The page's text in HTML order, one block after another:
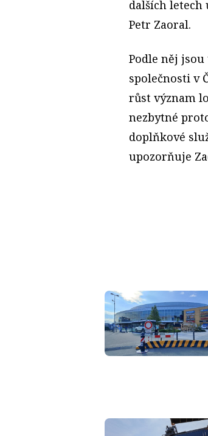
dalších
Petr Zaoral.
Podle něj
společnosti v
růst význam
nezbytné
doplňkové
upozorňuje